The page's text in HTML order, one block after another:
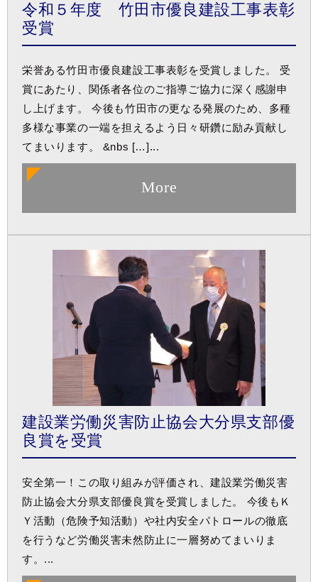
令和５年度 竹田市優良建設工事表彰
受賞
栄誉ある竹田市優良建設工事表彰を受賞しました。 受
賞にあたり、関係者各位のご指導ご協力に深く感謝申
し上げます。 今後も竹田市の更なる発展のため、多種
多様な事業の一端を担えるよう日々研鑽に励み貢献し
てまいります。 &nbs […]...
More
建設業労働災害防止協会大分県支部優
良賞を受賞
安全第一！この取り組みが評価され、建設業労働災害
防止協会大分県支部優良賞を受賞しました。 今後もＫ
Ｙ活動（危険予知活動）や社内安全パトロールの徹底
を行うなど労働災害未然防止に一層努めてまいりま
す。...